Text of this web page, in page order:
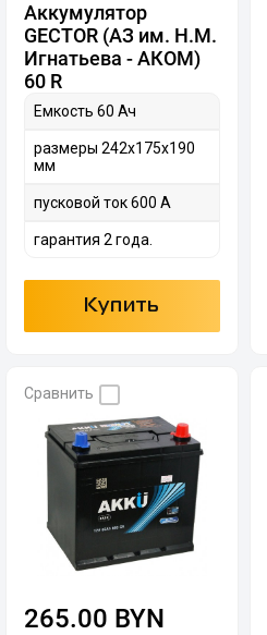
Аккумулятор
GECTOR (АЗ им. Н.М.
Игнатьева - АКОМ)
60 R
Емкость 60 Ач
размеры 242х175х190
мм
пусковой ток 600 А
гарантия 2 года.
Купить
Сравнить
265.00 BYN